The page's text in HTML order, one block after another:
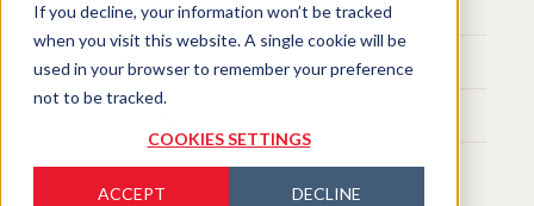
If you decline, your information won’t be tracked
when you visit this website. A single cookie will be
used in your browser to remember your preference
not to be tracked.
COOKIES SETTINGS
ACCEPT DECLINE
EVENTS
TRAINING